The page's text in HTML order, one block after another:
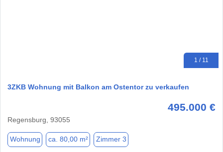
1 / 11
3ZKB Wohnung mit Balkon am Ostentor zu verkaufen
495.000 €
Regensburg, 93055
Wohnung ca. 80,00 m² Zimmer 3